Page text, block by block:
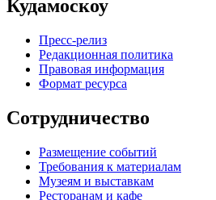
Кудамоскоу
Пресс-релиз
Редакционная политика
Правовая информация
Формат ресурса
Сотрудничество
Размещение событий
Требования к материалам
Музеям и выставкам
Ресторанам и кафе